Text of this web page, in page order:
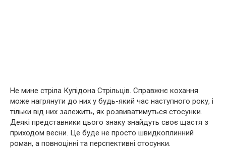
Не мине стріла Купідона Стрільців. Справжнє кохання
може нагрянути до них у будь-який час наступного року, і
тільки від них залежить, як розвиватимуться стосунки.
Деякі представники цього знаку знайдуть своє щастя з
приходом весни. Це буде не просто швидкоплинний
роман, а повноцінні та перспективні стосунки.